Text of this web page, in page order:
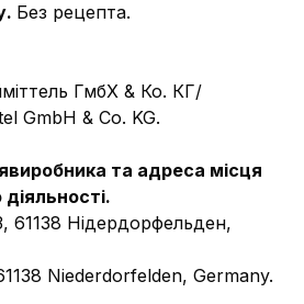
Без рецепта.
ГмбХ & Ко. КГ/
GmbH & Co. KG.
виробника та адреса місця
61138 Нідердорфельден,
Niederdorfelden, Germany.